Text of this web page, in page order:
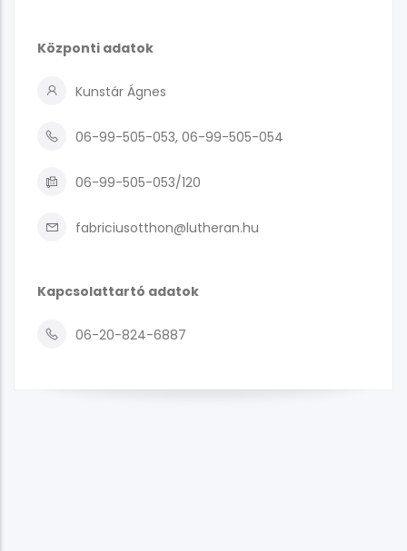
Központi adatok
Kunstár Ágnes
06-99-505-053, 06-99-505-054
06-99-505-053/120
fabriciusotthon@lutheran.hu
Kapcsolattartó adatok
06-20-824-6887